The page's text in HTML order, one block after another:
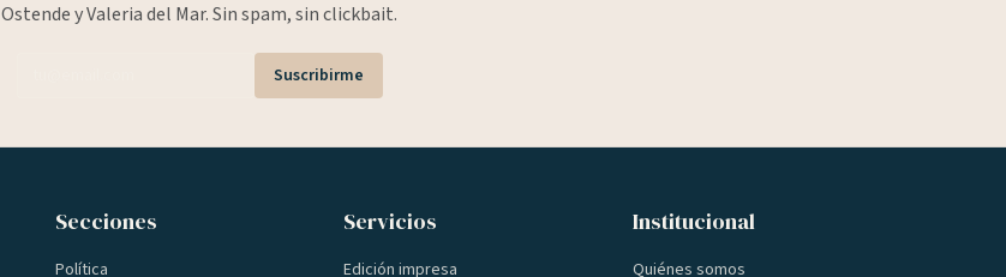
Ostende y Valeria del Mar. Sin spam, sin clickbait.
Suscribirme
Secciones
Política
Servicios
Edición impresa
Institucional
Quiénes somos